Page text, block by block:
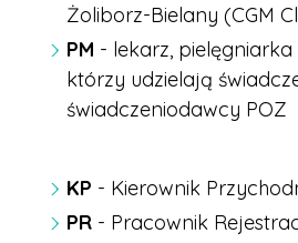
Żoliborz-Bielany (CGM
PM - lekarz, pielęgniarka
którzy udzielają
świadczeniodawcy POZ
KP - Kierownik
PR - Pracownik